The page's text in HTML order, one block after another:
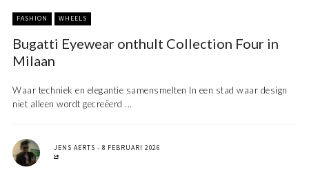
FASHION WHEELS
Bugatti Eyewear onthult Collection Four in
Milaan
Waar techniek en elegantie samensmelten In een stad waar design
niet alleen wordt gecreëerd ...
JENS AERTS 8 FEBRUARI 2026